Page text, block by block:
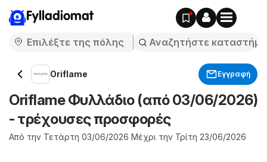
Fylladiomat
Oriflame Εγγραφή
Oriflame Φυλλάδιο (από 03/06/2026)
- τρέχουσες προσφορές
Από την Τετάρτη 03/06/2026 Μέχρι την Τρίτη 23/06/2026